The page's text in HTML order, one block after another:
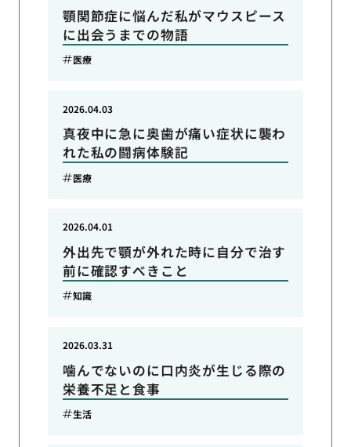
顎関節症に悩んだ私がマウスピース
に出会うまでの物語
医療
真夜中に急に奥歯が痛い症状に襲わ
れた私の闘病体験記
2026.04.03
医療
外出先で顎が外れた時に自分で治す
前に確認すべきこと
2026.04.01
知識
噛んでないのに口内炎が生じる際の
栄養不足と食事
2026.03.31
生活